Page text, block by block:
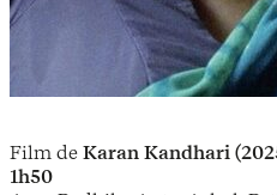
Film de Karan Kandhari
1h50